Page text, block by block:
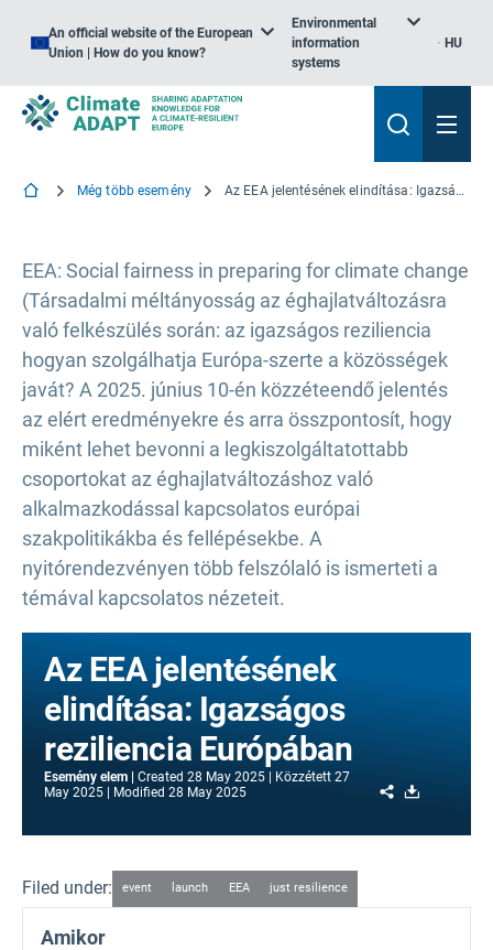
An official website of the European
Union | How do you know?
Environmental
information
systems
HU
Még több esemény Az EEA jelentésének elindítása: Igazságos reziliencia Európában
EEA: Social fairness in preparing for climate change
(Társadalmi méltányosság az éghajlatváltozásra
való felkészülés során: az igazságos reziliencia
hogyan szolgálhatja Európa-szerte a közösségek
javát? A 2025. június 10-én közzéteendő jelentés
az elért eredményekre és arra összpontosít, hogy
miként lehet bevonni a legkiszolgáltatottabb
csoportokat az éghajlatváltozáshoz való
alkalmazkodással kapcsolatos európai
szakpolitikákba és fellépésekbe. A
nyitórendezvényen több felszólaló is ismerteti a
témával kapcsolatos nézeteit.
Az EEA jelentésének
elindítása: Igazságos
reziliencia Európában
Esemény elem Created 28 May 2025 Közzétett 27
May 2025
Modified 28 May 2025 Share
Filed under: event launch EEA just resilience
Amikor